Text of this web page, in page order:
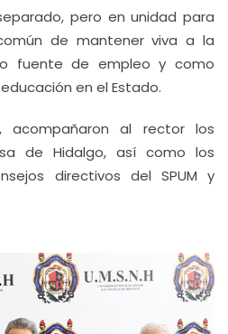
pero en unidad para
de mantener viva a la
fuente de empleo y como
en el Estado.
acompañaron al rector los
de Hidalgo, así como los
directivos del SPUM y